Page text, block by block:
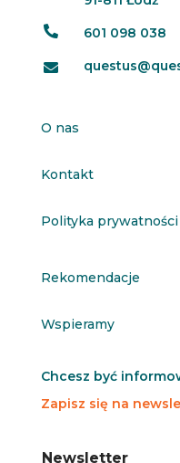
 601 098 038

O nas
Kontakt
Polityka prywatności
Rekomendacje
Wspieramy
Chcesz być
Zapisz się na
Newsletter